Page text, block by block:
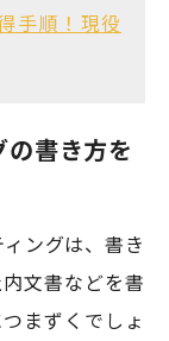
手順！現役
の書き方を
ングは、書き
文書などを書
まずくでしょ